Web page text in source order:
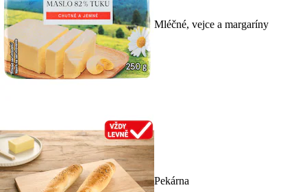
Mléčné, vejce a margaríny
Pekárna